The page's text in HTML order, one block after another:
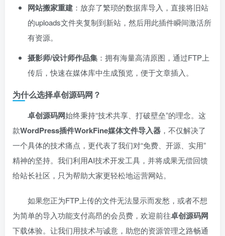
网站搬家重建 ：放弃了繁琐的数据库导入，直接将旧站
的uploads文件夹复制到新站，然后用此插件瞬间激活所
有资源。
摄影师/设计师作品集 ：拥有海量高清原图，通过FTP上
传后，快速在媒体库中生成预览，便于文章插入。
为什么选择卓创源码网？
卓创源码网始终秉持“技术共享、打破壁垒”的理念。这
款WordPress插件WorkFine媒体文件导入器 ，不仅解决了
一个具体的技术痛点，更代表了我们对“免费、开源、实用”
精神的坚持。我们利用AI技术开发工具，并将成果无偿回馈
给站长社区，只为帮助大家更轻松地运营网站。
如果您正为FTP上传的文件无法显示而发愁，或者不想
为简单的导入功能支付高昂的会员费，欢迎前往卓创源码网
下载体验。让我们用技术与诚意，助您的资源管理之路畅通